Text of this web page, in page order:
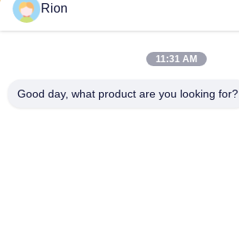
Rion
11:31 AM
Good day, what product are you looking for?